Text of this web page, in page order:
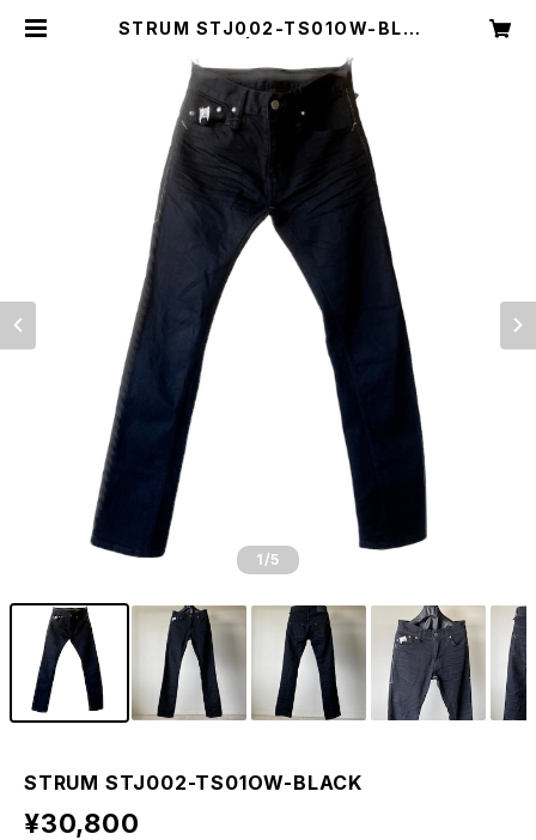
STRUM STJ002-TS01OW-BLA
1 /5
STRUM STJ002-TS01OW-BLACK
¥30,800